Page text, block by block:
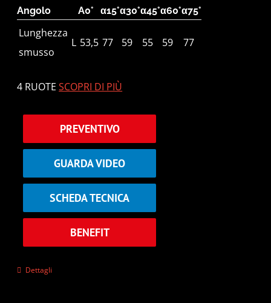
Angolo A0° α15°α30°α45°α60°α75°
Lunghezza
smusso
L 53,5 77 59 55 59 77
4 RUOTESCOPRI DI PIÙ
PREVENTIVO
GUARDA VIDEO
SCHEDA TECNICA
BENEFIT
Dettagli